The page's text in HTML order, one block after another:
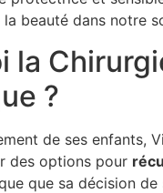
beauté dans notre
la
?
de ses enfants,
des options pour récu
que sa décision de